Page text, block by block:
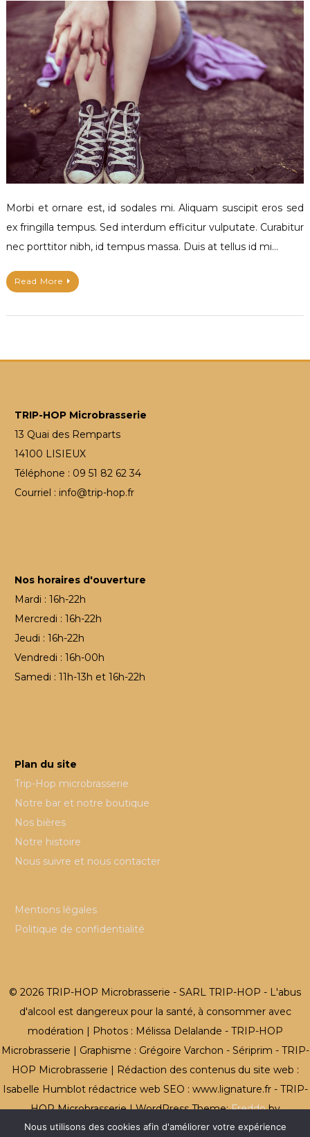
world!
Morbi et ornare est, id sodales mi. Aliquam suscipit eros sed
ex fringilla tempus. Sed interdum efficitur vulputate. Curabitur
nec porttitor nibh, id tempus massa. Duis at tellus id mi…
Read More
TRIP-HOP Microbrasserie
13 Quai des Remparts
14100 LISIEUX
Téléphone : 09 51 82 62 34
Courriel : info@trip-hop.fr
Nos horaires d'ouverture
Mardi : 16h-22h
Mercredi : 16h-22h
Jeudi : 16h-22h
Vendredi : 16h-00h
Samedi : 11h-13h et 16h-22h
Plan du site
Trip-Hop microbrasserie
Notre bar et notre boutique
Nos bières
Notre histoire
Nous suivre et nous contacter
Mentions légales
Politique de confidentialité
© 2026 TRIP-HOP Microbrasserie - SARL TRIP-HOP - L'abus
d'alcool est dangereux pour la santé, à consommer avec
modération | Photos : Mélissa Delalande - TRIP-HOP
Microbrasserie | Graphisme : Grégoire Varchon - Sériprim - TRIP-
HOP Microbrasserie | Rédaction des contenus du site web :
Isabelle Humblot rédactrice web SEO : www.lignature.fr - TRIP-
HOP Microbrasserie |WordPress Theme:Freddoby
CrestaProject.
Nous utilisons des cookies afin d'améliorer votre expérience